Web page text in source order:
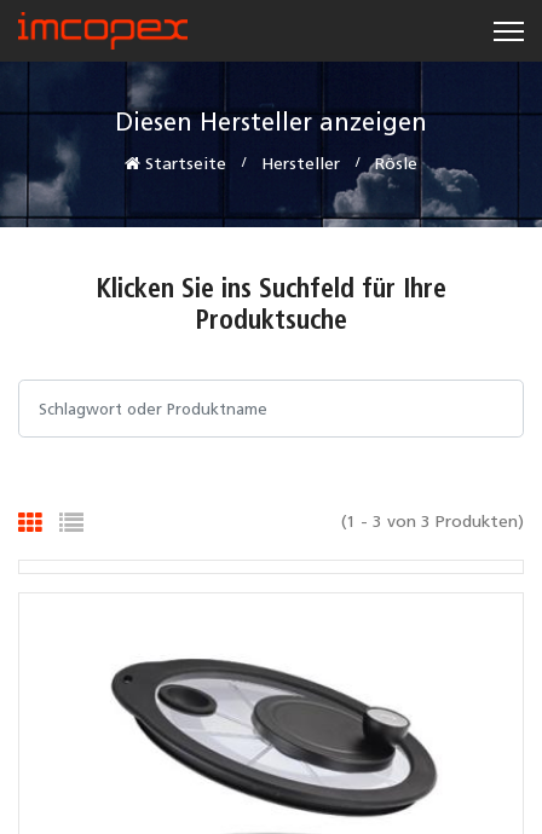
Diesen Hersteller anzeigen
Startseite Hersteller Rösle
Klicken Sie ins Suchfeld für Ihre
Produktsuche
(1 - 3 von 3 Produkten)